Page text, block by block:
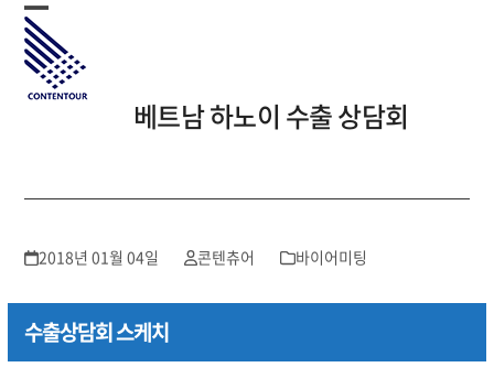
Skip
content
Open
mobile
menu
Close
mobile
menu
베트남 하노이 수출 상담회
2018년 01월 04일 콘텐츄어 바이어미팅
수출상담회 스케치